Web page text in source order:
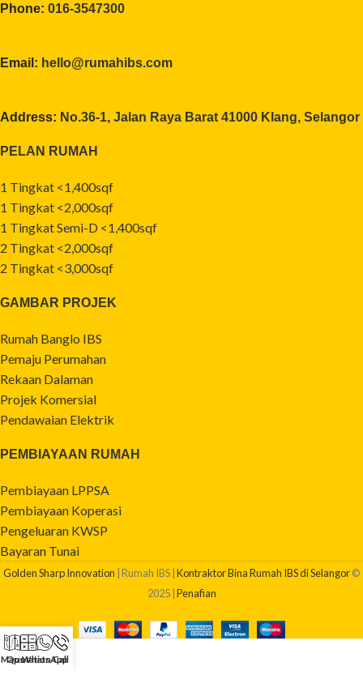
Phone: 016-3547300
Email: hello@rumahibs.com
Address: No.36-1, Jalan Raya Barat 41000 Klang, Selangor
PELAN RUMAH
1 Tingkat <1,400sqf
1 Tingkat <2,000sqf
1 Tingkat Semi-D <1,400sqf
2 Tingkat <2,000sqf
2 Tingkat <3,000sqf
GAMBAR PROJEK
Rumah Banglo IBS
Pemaju Perumahan
Rekaan Dalaman
Projek Komersial
Pendawaian Elektrik
PEMBIAYAAN RUMAH
Pembiayaan LPPSA
Pembiayaan Koperasi
Pengeluaran KWSP
Bayaran Tunai
Golden Sharp Innovation | Rumah IBS |Kontraktor Bina Rumah IBS di Selangor©
2025 |Penafian
Maps
Quotation
WhatsApp
Call